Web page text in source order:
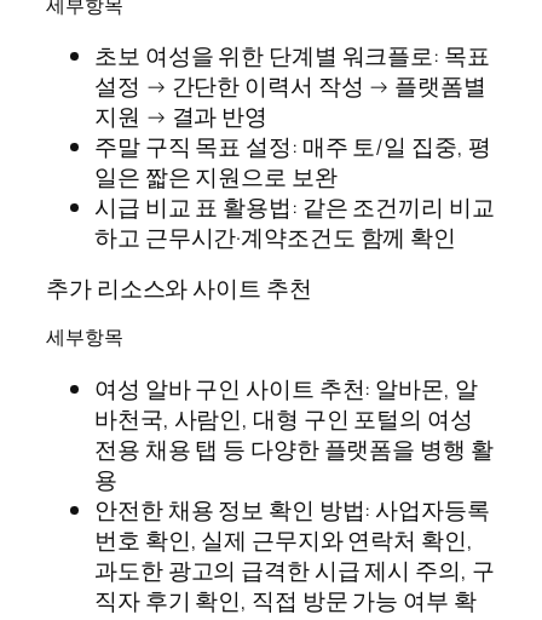
초보 여성을 위한 단계별 워크플로: 목표
설정 → 간단한 이력서 작성 → 플랫폼별
지원 → 결과 반영
주말 구직 목표 설정: 매주 토/일 집중, 평
일은 짧은 지원으로 보완
시급 비교 표 활용법: 같은 조건끼리 비교
하고 근무시간·계약조건도 함께 확인
추가 리소스와 사이트 추천
세부항목
여성 알바 구인 사이트 추천: 알바몬, 알
바천국, 사람인, 대형 구인 포털의 여성
전용 채용 탭 등 다양한 플랫폼을 병행 활
용
안전한 채용 정보 확인 방법: 사업자등록
번호 확인, 실제 근무지와 연락처 확인,
과도한 광고의 급격한 시급 제시 주의, 구
직자 후기 확인, 직접 방문 가능 여부 확